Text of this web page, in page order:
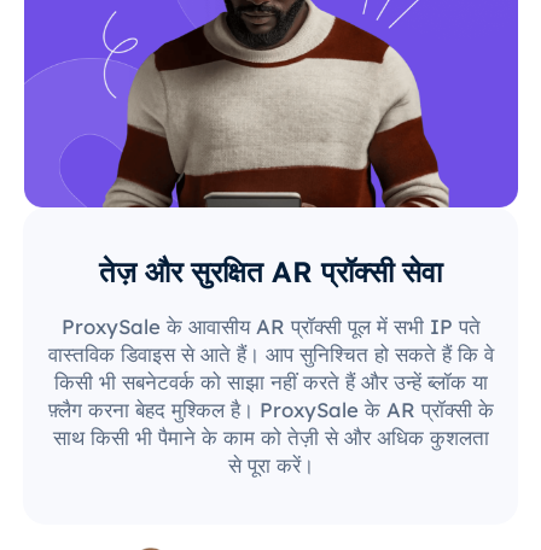
तेज़ और सुरक्षित AR प्रॉक्सी सेवा
ProxySale के आवासीय AR प्रॉक्सी पूल में सभी IP पते
वास्तविक डिवाइस से आते हैं। आप सुनिश्चित हो सकते हैं कि वे
किसी भी सबनेटवर्क को साझा नहीं करते हैं और उन्हें ब्लॉक या
फ़्लैग करना बेहद मुश्किल है। ProxySale के AR प्रॉक्सी के
साथ किसी भी पैमाने के काम को तेज़ी से और अधिक कुशलता
से पूरा करें।